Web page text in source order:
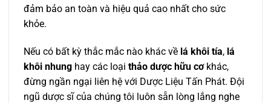
đảm bảo an toàn và hiệu quả cao nhất cho sức
khỏe.
Nếu có bất kỳ thắc mắc nào khác về lá khôi tía, lá
khôi nhung hay các loại thảo dược hữu cơkhác,
đừng ngần ngại liên hệ với Dược Liệu Tấn Phát. Đội
ngũ dược sĩ của chúng tôi luôn sẵn lòng lắng nghe